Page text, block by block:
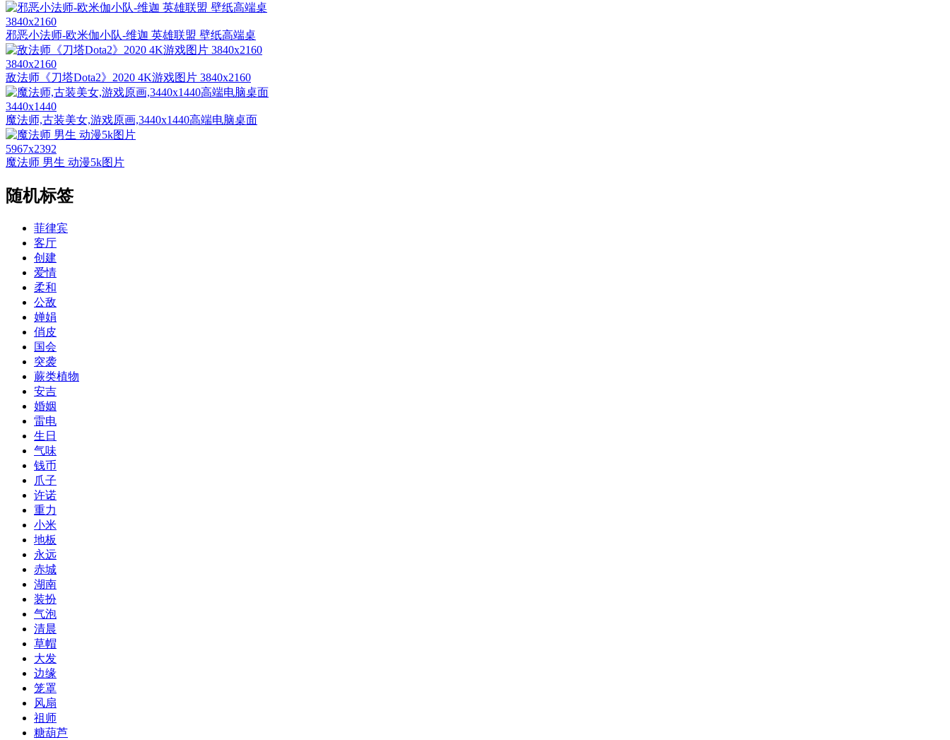
3840x2160
邪恶小法师-欧米伽小队-维迦 英雄联盟 壁纸高端桌
3840x2160
敌法师《刀塔Dota2》2020 4K游戏图片 3840x2160
3440x1440
魔法师,古装美女,游戏原画,3440x1440高端电脑桌面
5967x2392
魔法师 男生 动漫5k图片
随机标签
菲律宾
客厅
创建
爱情
柔和
公敌
婵娟
俏皮
国会
突袭
蕨类植物
安吉
婚姻
雷电
生日
气味
钱币
爪子
许诺
重力
小米
地板
永远
赤城
湖南
装扮
气泡
清晨
草帽
大发
边缘
笼罩
风扇
祖师
糖葫芦